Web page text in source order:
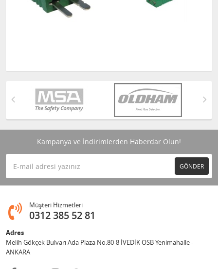
Kampanya ve İndirimlerden Haberdar Olun!
GÖNDER
Müşteri Hizmetleri
0312 385 52 81
Adres
Melih Gökçek Bulvarı Ada Plaza No:80-8 İVEDİK OSB Yenimahalle -
ANKARA